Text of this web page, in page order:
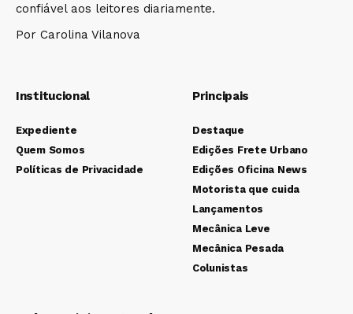
confiável aos leitores diariamente.
Por Carolina Vilanova
Institucional
Expediente
Quem Somos
Políticas de Privacidade
Principais
Destaque
Edições Frete Urbano
Edições Oficina News
Motorista que cuida
Lançamentos
Mecânica Leve
Mecânica Pesada
Colunistas